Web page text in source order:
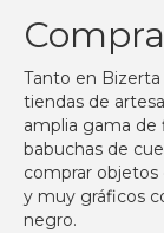
Tanto en
tiendas de
amplia gama de
babuchas de
comprar objetos
y muy gráficos
negro.